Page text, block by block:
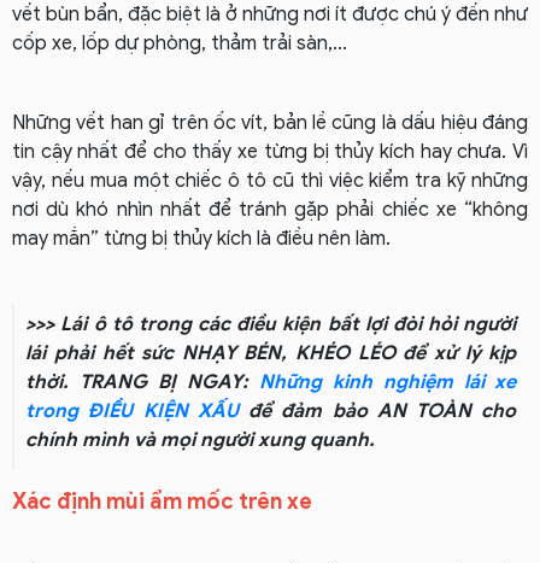
vết bùn bẩn, đặc biệt là ở những nơi ít được chú ý đến như
cốp xe, lốp dự phòng, thảm trải sàn,...
Những vết han gỉ trên ốc vít, bản lề cũng là dấu hiệu đáng
tin cậy nhất để cho thấy xe từng bị thủy kích hay chưa. Vì
vậy, nếu mua một chiếc ô tô cũ thì việc kiểm tra kỹ những
nơi dù khó nhìn nhất để tránh gặp phải chiếc xe “không
may mắn” từng bị thủy kích là điều nên làm.
>>> Lái ô tô trong các điều kiện bất lợi đòi hỏi người
lái phải hết sức NHẠY BÉN, KHÉO LÉO để xử lý kịp
thời. TRANG BỊ NGAY: Những kinh nghiệm lái xe
trong ĐIỀU KIỆN XẤUđể đảm bảo AN TOÀN cho
chính mình và mọi người xung quanh.
Xác định mùi ẩm mốc trên xe